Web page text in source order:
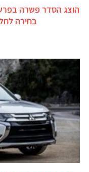
בחירה